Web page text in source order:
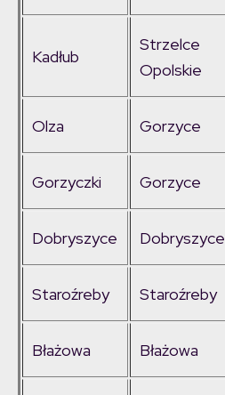
Kadłub
Strzelce
Opolskie
Olza Gorzyce
Gorzyczki Gorzyce
Dobryszyce Dobryszyce
Staroźreby Staroźreby
Błażowa Błażowa